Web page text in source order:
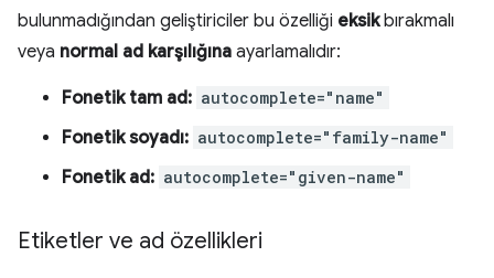
bulunmadığından geliştiriciler bu özelliği eksikbırakmalı
veya normal ad karşılığına ayarlamalıdır:
Fonetik tam ad: autocomplete="name"
Fonetik soyadı: autocomplete="family-name"
Fonetik ad: autocomplete="given-name"
Etiketler ve ad özellikleri